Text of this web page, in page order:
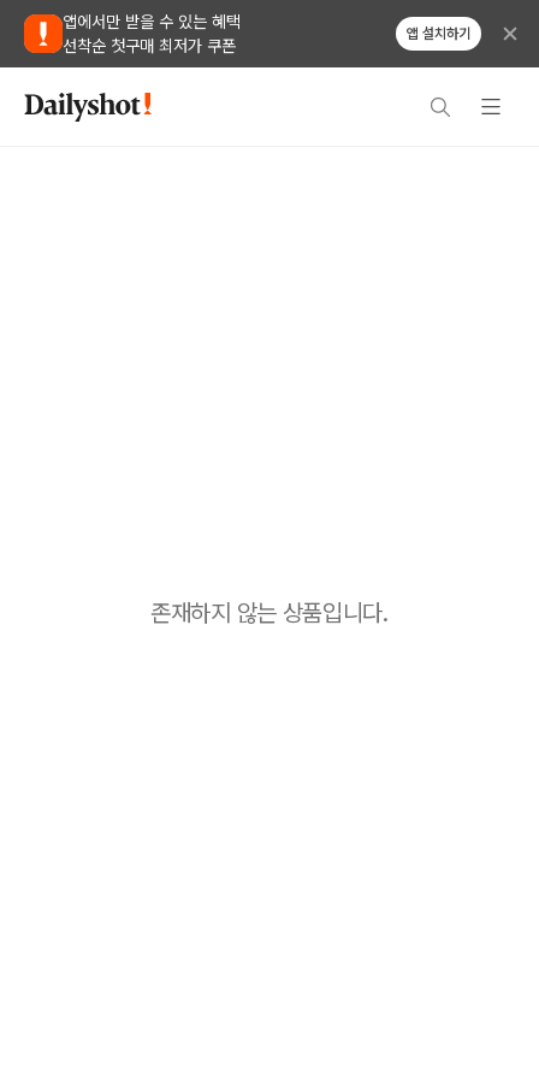
앱에서만 받을 수 있는 혜택
선착순 첫구매 최저가 쿠폰
앱 설치하기
존재하지 않는 상품입니다.